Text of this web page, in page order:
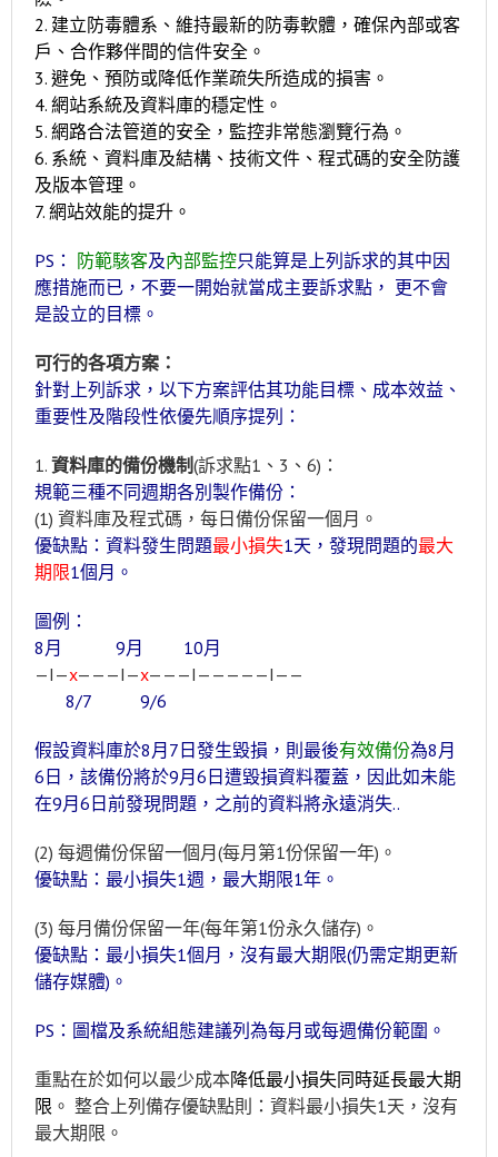
2. 建立防毒體系、維持最新的防毒軟體，確保內部或客
戶、合作夥伴間的信件安全。
3. 避免、預防或降低作業疏失所造成的損害。
4. 網站系統及資料庫的穩定性。
5. 網路合法管道的安全，監控非常態瀏覽行為。
6. 系統、資料庫及結構、技術文件、程式碼的安全防護
及版本管理。
7. 網站效能的提升。
PS： 防範駭客及內部監控只能算是上列訴求的其中因
應措施而已，不要一開始就當成主要訴求點， 更不會
是設立的目標。
可行的各項方案：
針對上列訴求，以下方案評估其功能目標、成本效益、
重要性及階段性依優先順序提列：
1. 資料庫的備份機制(訴求點1、3、6)：
規範三種不同週期各別製作備份：
(1) 資料庫及程式碼，每日備份保留一個月。
優缺點：資料發生問題最小損失1天，發現問題的最大
期限1個月 。
圖例：
8月 9月 10月
—I—x———I—x———I—————I——
8/7 9/6
假設資料庫於8月7日發生毀損，則最後有效備份為8月
6日，該備份將於9月6日遭毀損資料覆蓋，因此如未能
在9月6日前發現問題，之前的資料將永遠消失..
(2) 每週備份保留一個月(每月第1份保留一年)。
優缺點：最小損失1週，最大期限1年。
(3) 每月備份保留一年(每年第1份永久儲存)。
優缺點：最小損失1個月，沒有最大期限(仍需定期更新
儲存媒體)。
PS：圖檔及系統組態建議列為每月或每週備份範圍。
重點在於如何以最少成本降低最小損失同時延長最大期
限 。 整合上列備存優缺點則：資料最小損失1天，沒有
最大期限。